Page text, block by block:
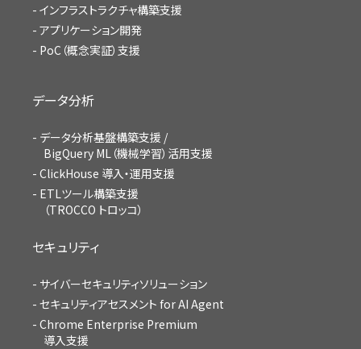
インフラストラクチャ構築支援
アプリケーション開発
PoC（概念実証）支援
データ分析
データ分析基盤構築支援 /
BigQuery ML（機械学習）活用支援
ClickHouse 導入・運用支援
ETLツール構築支援
（TROCCO トロッコ）
セキュリティ
サイバーセキュリティソリューション
セキュリティアセスメント for AI Agent
Chrome Enterprise Premium
導入支援